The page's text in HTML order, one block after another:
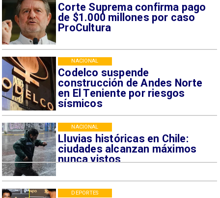
Corte Suprema confirma pago
de $1.000 millones por caso
ProCultura
Codelco suspende
construcción de Andes Norte
en El Teniente por riesgos
sísmicos
NACIONAL
Lluvias históricas en Chile:
ciudades alcanzan máximos
nunca vistos
NACIONAL
DEPORTES